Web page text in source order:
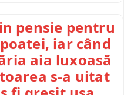
pensie pentru
iar când
aia luxoasă
s-a uitat